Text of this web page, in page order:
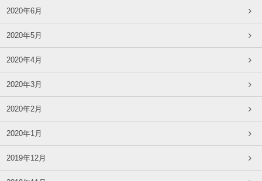
2020年6月
2020年5月
2020年4月
2020年3月
2020年2月
2020年1月
2019年12月